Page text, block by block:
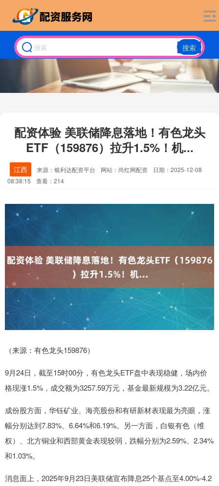
搜索
配资体验 美联储降息落地！有色龙头
ETF（159876）拉升1.5%！机...
江西 来源：银利达配资平台 网站：尚红网配资
日期：2025-12-08
08:38:15
查看：214
（来源：有色龙头159876）
9月24日，截至15时00分，有色龙头ETF盘中表现稳健，场内价
格现涨1.5%，成交额为3257.59万元，基金最新规模为3.22亿元。
成份股方面，华钰矿业、海亮股份和有研新材表现最为亮眼，涨
幅分别达到7.83%、6.64%和6.19%。另一方面，白银有色（维
权）、北方铜业和西部黄金表现较弱，跌幅分别为2.59%、2.34%
和1.03%。
消息面上，2025年9月23日美联储宣布降息25个基点至4.00%-4.2